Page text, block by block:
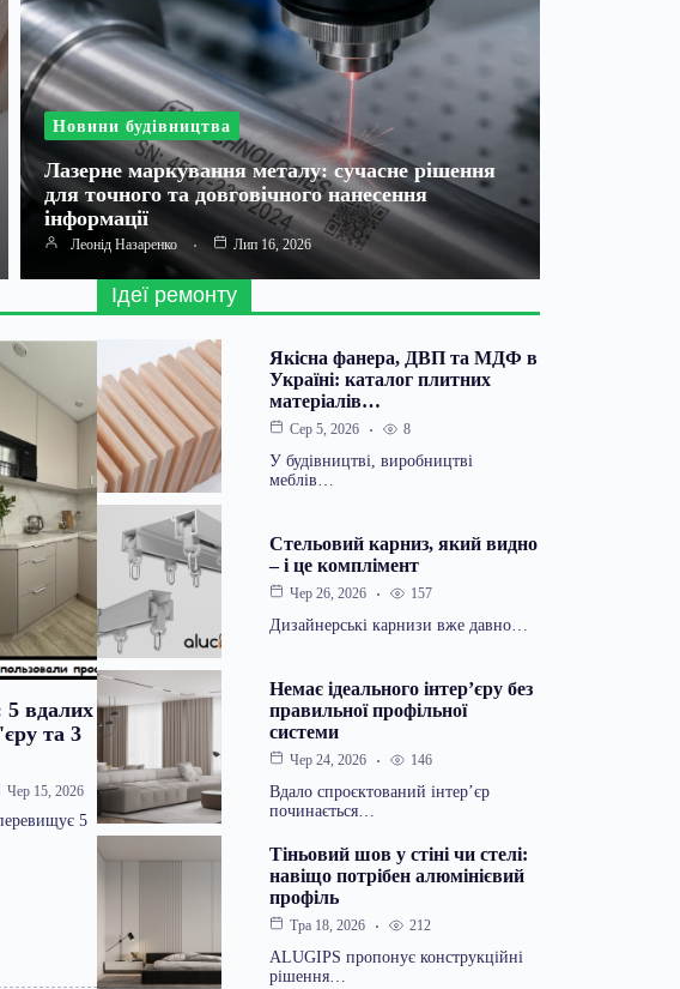
Новини будівництва
Лазерне маркування металу: сучасне рішення
для точного та довговічного нанесення
інформації
Леонід Назаренко Лип 16, 2026
вдалих
та 3
Чер 15, 2026
5
Ідеї ремонту
Якісна фанера, ДВП та МДФ в
Україні: каталог плитних
матеріалів…
Сер 5, 2026 8
У будівництві, виробництві
меблів…
Стельовий карниз, який видно
– і це комплімент
Чер 26, 2026 157
Дизайнерські карнизи вже давно…
Немає ідеального інтер’єру без
правильної профільної
системи
Чер 24, 2026 146
Вдало спроєктований інтер’єр
починається…
Тіньовий шов у стіні чи стелі:
навіщо потрібен алюмінієвий
профіль
Тра 18, 2026 212
ALUGIPS пропонує конструкційні
рішення…